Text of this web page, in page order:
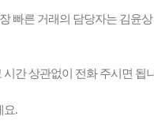
빠른 거래의 담당자는 김윤
시간 상관없이 전화 주시면 됩
요.